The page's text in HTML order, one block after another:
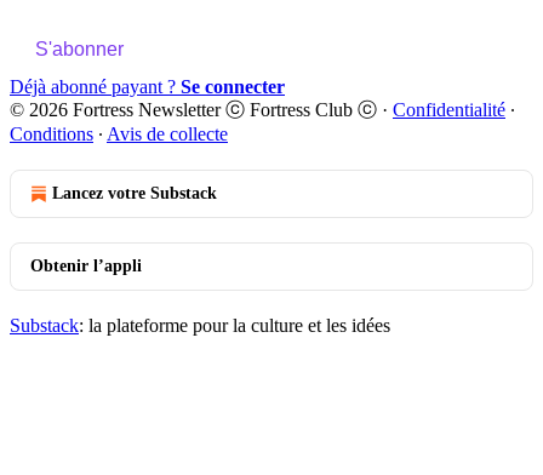
S'abonner
Déjà abonné payant ? Se connecter
© 2026 Fortress Newsletter ⓒ Fortress Club ⓒ · Confidentialité ∙
Conditions ∙ Avis de collecte
Lancez votre Substack
Obtenir l’appli
Substack: la plateforme pour la culture et les idées